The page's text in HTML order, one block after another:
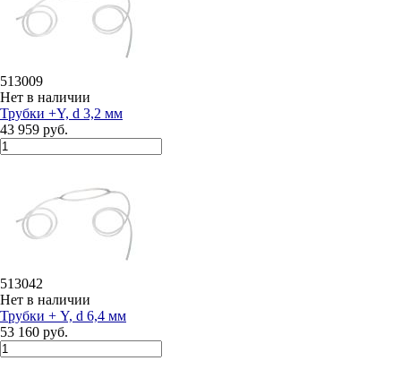
513009
Нет в наличии
Трубки +Y, d 3,2 мм
43 959 руб.
513042
Нет в наличии
Трубки + Y, d 6,4 мм
53 160 руб.